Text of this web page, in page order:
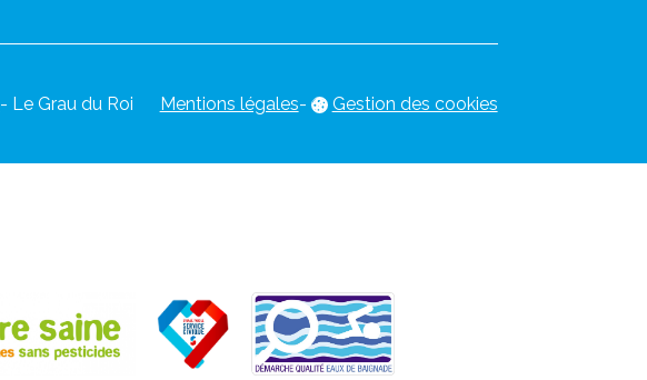
- Le Grau du Roi Mentions légales- Gestion des cookies